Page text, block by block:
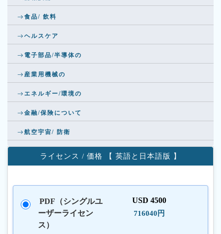
食品/ 飲料
ヘルスケア
電子部品/半導体の
産業用機械の
エネルギー/環境の
金融/保険について
航空宇宙/ 防衛
ライセンス / 価格 【 英語と日本語版 】
PDF（シングルユ
ーザーライセン
ス）
USD 4500
716040円